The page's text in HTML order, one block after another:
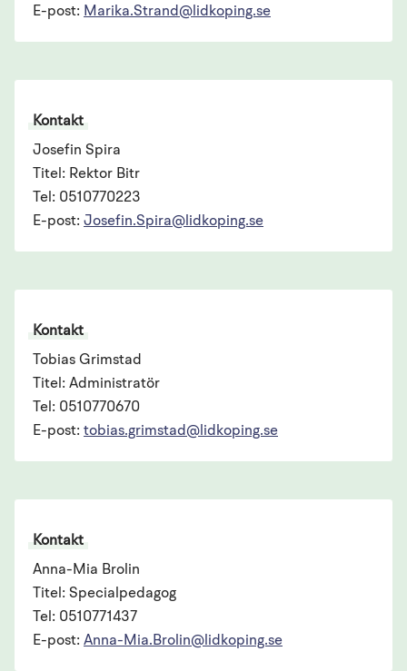
E-post: Marika.Strand@lidkoping.se
Kontakt
Josefin Spira
Titel: Rektor Bitr
Tel: 0510770223
E-post: Josefin.Spira@lidkoping.se
Kontakt
Tobias Grimstad
Titel: Administratör
Tel: 0510770670
E-post: tobias.grimstad@lidkoping.se
Kontakt
Anna-Mia Brolin
Titel: Specialpedagog
Tel: 0510771437
E-post: Anna-Mia.Brolin@lidkoping.se